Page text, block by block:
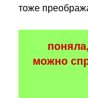
тоже
можно